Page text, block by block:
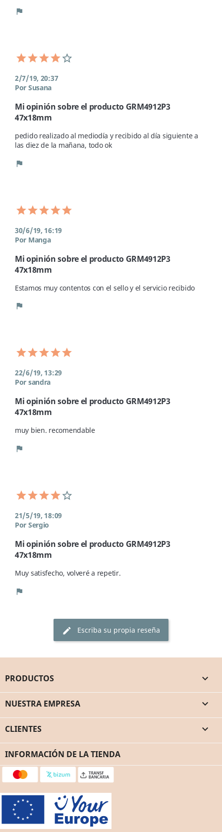
flag
2/7/19, 20:37
Por Susana
Mi opinión sobre el producto GRM4912P3
47x18mm
pedido realizado al mediodía y recibido al día siguiente a
las diez de la mañana, todo ok
flag
30/6/19, 16:19
Por Manga
Mi opinión sobre el producto GRM4912P3
47x18mm
Estamos muy contentos con el sello y el servicio recibido
flag
22/6/19, 13:29
Por sandra
Mi opinión sobre el producto GRM4912P3
47x18mm
muy bien. recomendable
flag
21/5/19, 18:09
Por Sergio
Mi opinión sobre el producto GRM4912P3
47x18mm
Muy satisfecho, volveré a repetir.
flag
edit Escriba su propia reseña
PRODUCTOS 
NUESTRA EMPRESA 
CLIENTES 
INFORMACIÓN DE LA TIENDA